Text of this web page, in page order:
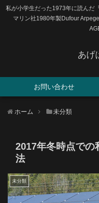
私が小学生だった1973年に読んだ
マリン社1980年製Dufour
あげ
お問い合わせ
ホーム 未分類
2017年冬時点での
法
未分類